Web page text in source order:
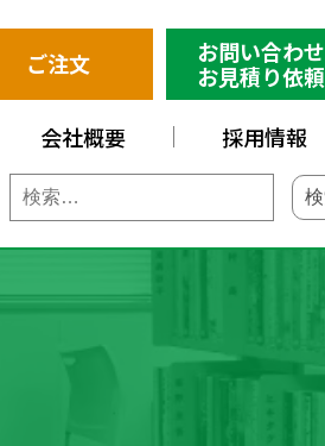
ご注文
お問い合わせ
お見積り依頼
会社概要 採用情報
検
索: